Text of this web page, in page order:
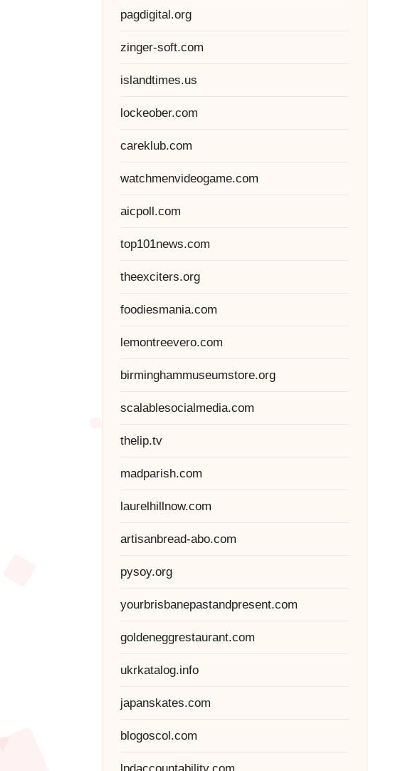
pagdigital.org
zinger-soft.com
islandtimes.us
lockeober.com
careklub.com
watchmenvideogame.com
aicpoll.com
top101news.com
theexciters.org
foodiesmania.com
lemontreevero.com
birminghammuseumstore.org
scalablesocialmedia.com
thelip.tv
madparish.com
laurelhillnow.com
artisanbread-abo.com
pysoy.org
yourbrisbanepastandpresent.com
goldeneggrestaurant.com
ukrkatalog.info
japanskates.com
blogoscol.com